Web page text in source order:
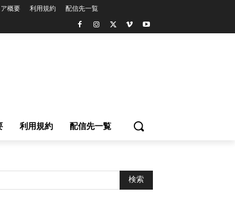
概要 利用規約 配信先一覧
利用規約 配信先一覧